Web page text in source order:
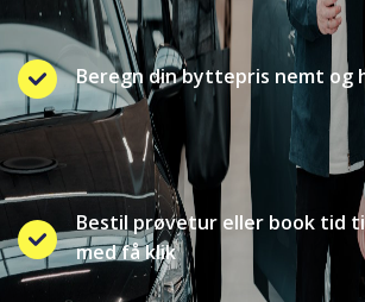
Beregn din byttepris nemt og
Bestil prøvetur eller book tid
med få klik